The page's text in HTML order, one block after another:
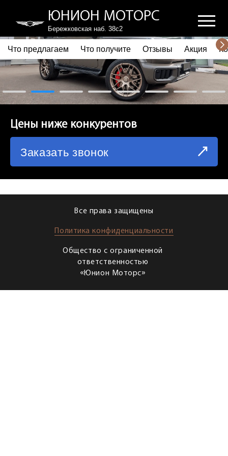
ЮНИОН МОТОРС
Бережковская наб. 38с2
ПОЧЕМУ ВЫБИРАЮТ НАС
ЧТО ПРЕДЛАГАЕМ
ЧТО ПОЛУЧИТЕ
СХЕМА ПРОЕЗДА
Что предлагаем Что получите Отзывы Акция
Цены ниже конкурентов
Заказать звонок
Все права защищены
Политика конфиденциальности
Общество с ограниченной
ответственностью
«Юнион Моторс»